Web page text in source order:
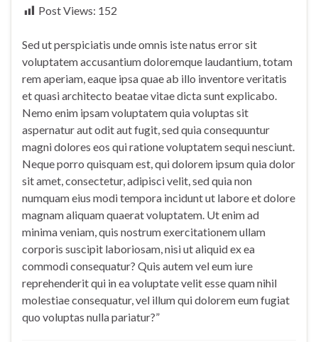
Post Views: 152
Sed ut perspiciatis unde omnis iste natus error sit
voluptatem accusantium doloremque laudantium, totam
rem aperiam, eaque ipsa quae ab illo inventore veritatis
et quasi architecto beatae vitae dicta sunt explicabo.
Nemo enim ipsam voluptatem quia voluptas sit
aspernatur aut odit aut fugit, sed quia consequuntur
magni dolores eos qui ratione voluptatem sequi nesciunt.
Neque porro quisquam est, qui dolorem ipsum quia dolor
sit amet, consectetur, adipisci velit, sed quia non
numquam eius modi tempora incidunt ut labore et dolore
magnam aliquam quaerat voluptatem. Ut enim ad
minima veniam, quis nostrum exercitationem ullam
corporis suscipit laboriosam, nisi ut aliquid ex ea
commodi consequatur? Quis autem vel eum iure
reprehenderit qui in ea voluptate velit esse quam nihil
molestiae consequatur, vel illum qui dolorem eum fugiat
quo voluptas nulla pariatur?”